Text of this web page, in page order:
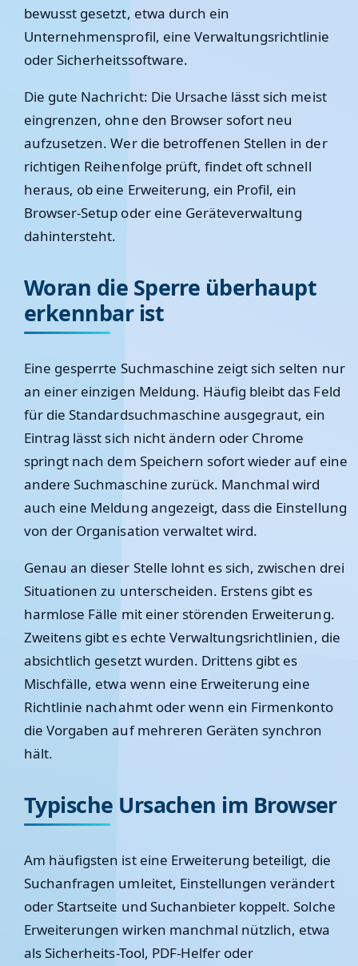
bewusst gesetzt, etwa durch ein
Unternehmensprofil, eine Verwaltungsrichtlinie
oder Sicherheitssoftware.
Die gute Nachricht: Die Ursache lässt sich meist
eingrenzen, ohne den Browser sofort neu
aufzusetzen. Wer die betroffenen Stellen in der
richtigen Reihenfolge prüft, findet oft schnell
heraus, ob eine Erweiterung, ein Profil, ein
Browser-Setup oder eine Geräteverwaltung
dahintersteht.
Woran die Sperre überhaupt
erkennbar ist
Eine gesperrte Suchmaschine zeigt sich selten nur
an einer einzigen Meldung. Häufig bleibt das Feld
für die Standardsuchmaschine ausgegraut, ein
Eintrag lässt sich nicht ändern oder Chrome
springt nach dem Speichern sofort wieder auf eine
andere Suchmaschine zurück. Manchmal wird
auch eine Meldung angezeigt, dass die Einstellung
von der Organisation verwaltet wird.
Genau an dieser Stelle lohnt es sich, zwischen drei
Situationen zu unterscheiden. Erstens gibt es
harmlose Fälle mit einer störenden Erweiterung.
Zweitens gibt es echte Verwaltungsrichtlinien, die
absichtlich gesetzt wurden. Drittens gibt es
Mischfälle, etwa wenn eine Erweiterung eine
Richtlinie nachahmt oder wenn ein Firmenkonto
die Vorgaben auf mehreren Geräten synchron
hält.
Typische Ursachen im Browser
Am häufigsten ist eine Erweiterung beteiligt, die
Suchanfragen umleitet, Einstellungen verändert
oder Startseite und Suchanbieter koppelt. Solche
Erweiterungen wirken manchmal nützlich, etwa
als Sicherheits-Tool, PDF-Helfer oder